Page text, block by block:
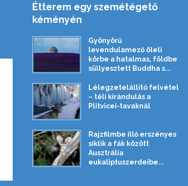
Étterem egy szemétégető
kéményén
Gyönyörű
levendulamező öleli
körbe a hatalmas, földbe
süllyesztett Buddha s...
Lélegzetelállító felvétel
– téli kirándulás a
Plitvicei-tavaknál
Rajzfilmbe illő erszényes
siklik a fák között
Ausztrália
eukaliptuszerdeibe...